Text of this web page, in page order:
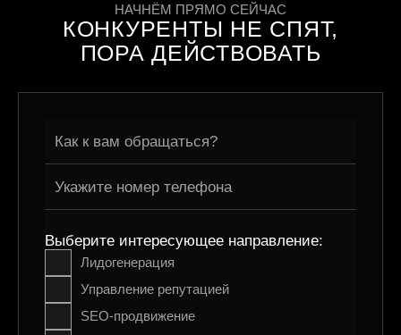
НАЧНЁМ ПРЯМО СЕЙЧАС
КОНКУРЕНТЫ НЕ СПЯТ,
ПОРА ДЕЙСТВОВАТЬ
Выберите интересующее направление:
Лидогенерация
Управление репутацией
SEO-продвижение